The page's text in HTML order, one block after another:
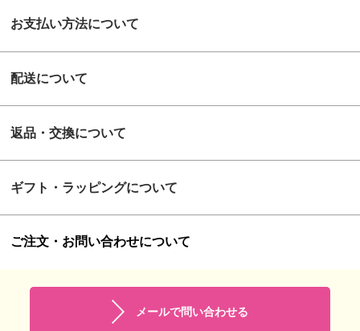
お支払い方法について
配送について
返品・交換について
ギフト・ラッピングについて
ご注文・お問い合わせについて
メールで問い合わせる